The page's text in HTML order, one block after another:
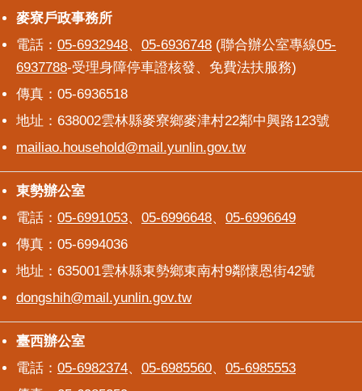
麥寮戶政事務所
麥寮戶政事務所
電話： 05-6932948、 05-6936748 (聯合辦公室專線05-
6937788-受理身障停車證核發、免費法扶服務)
傳真：05-6936518
地址：638002雲林縣麥寮鄉麥津村22鄰中興路123號
mailiao.household@mail.yunlin.gov.tw
東勢辦公室
東勢辦公室
電話： 05-6991053、 05-6996648、 05-6996649
傳真：05-6994036
地址：635001雲林縣東勢鄉東南村9鄰懷恩街42號
dongshih@mail.yunlin.gov.tw
臺西辦公室
臺西辦公室
電話： 05-6982374、 05-6985560、 05-6985553